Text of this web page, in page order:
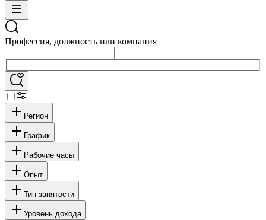
Профессия, должность или компания
Регион
График
Рабочие часы
Опыт
Тип занятости
Уровень дохода